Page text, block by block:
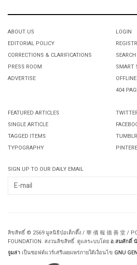
ABOUT US
EDITORIAL POLICY
CORRECTIONS & CLARIFICATIONS
PRESS ROOM
ADVERTISE
LOGIN
SEARCH
SMART
404
FEATURED ARTICLES
SINGLE ARTICLE
TAGGED ITEMS
TYPOGRAPHY
TUMBLR
SIGN UP TO OUR DAILY EMAIL
ลิขสิทธิ์ © 2569 มูลนิธิป่อเต็กตึ๊ง / 華 僑 報 德 善 堂 /
FOUNDATION. สงวนลิขสิทธิ์. ดูแลระบบโดย อ.สมศักดิ์
จูมล่า เป็นซอฟต์แวร์เสรีเผยแพร่ภายใต้เงื่อนไข GNU